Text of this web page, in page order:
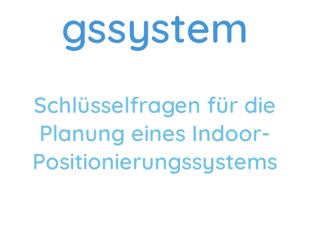
gssystem
Schlüsselfragen für die
Planung eines Indoor-
Positionierungssystems